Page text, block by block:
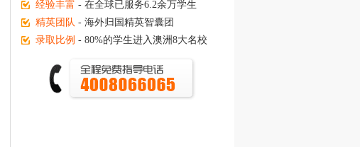
经验丰富 - 在全球已服务6.2余万学生
精英团队 - 海外归国精英智囊团
录取比例 - 80%的学生进入澳洲8大名校